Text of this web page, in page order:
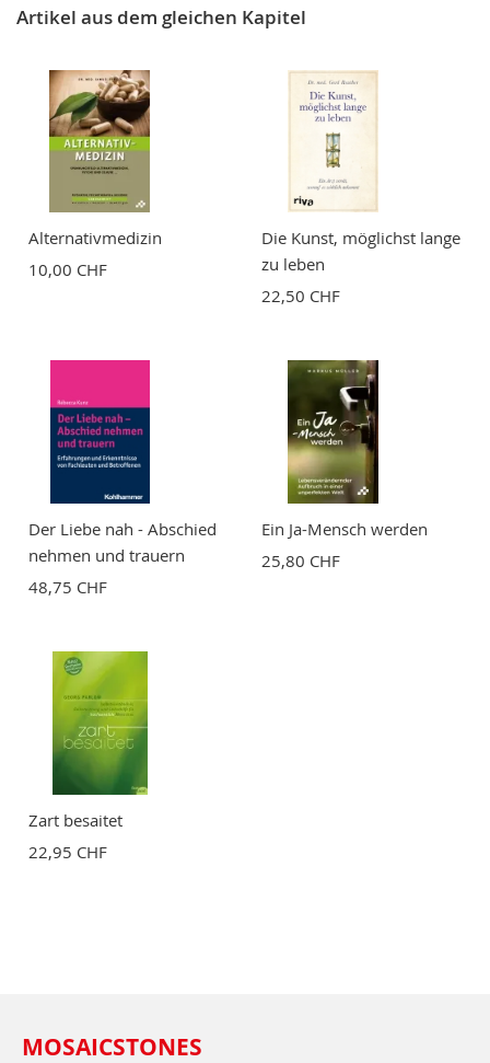
Nickname
Zusammenfassung
Bewertung
Artikel aus dem gleichen Kapitel
Alternativmedizin
10,00 CHF
Die Kunst, möglichst lange
zu leben
22,50 CHF
Der Liebe nah - Abschied
nehmen und trauern
48,75 CHF
Ein Ja-Mensch werden
25,80 CHF
Zart besaitet
22,95 CHF
MOSAICSTONES